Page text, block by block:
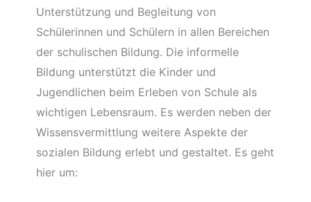
Unterstützung und Begleitung von
Schülerinnen und Schülern in allen Bereichen
der schulischen Bildung. Die informelle
Bildung unterstützt die Kinder und
Jugendlichen beim Erleben von Schule als
wichtigen Lebensraum. Es werden neben der
Wissensvermittlung weitere Aspekte der
sozialen Bildung erlebt und gestaltet. Es geht
hier um: